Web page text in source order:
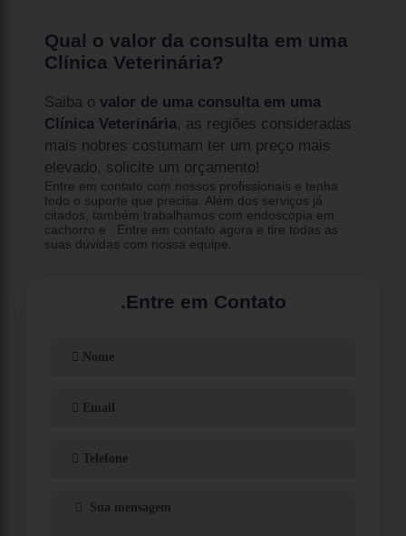
Qual o valor da consulta em uma
Clínica Veterinária?
Saiba ovalor de uma consulta em uma
Clínica Veterinária, as regiões consideradas
mais nobres costumam ter um preço mais
elevado, solicite um orçamento!
Entre em contato com nossos profissionais e tenha
todo o suporte que precisa. Além dos serviços já
citados, também trabalhamos com endoscopia em
cachorro e . Entre em contato agora e tire todas as
suas dúvidas com nossa equipe.
.Entre em Contato